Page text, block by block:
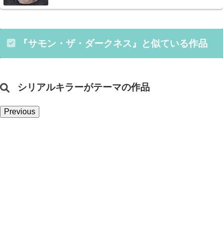
『サモン・ザ・ダークネス』と似ている作品
シリアルキラーがテーマの作品
Previous